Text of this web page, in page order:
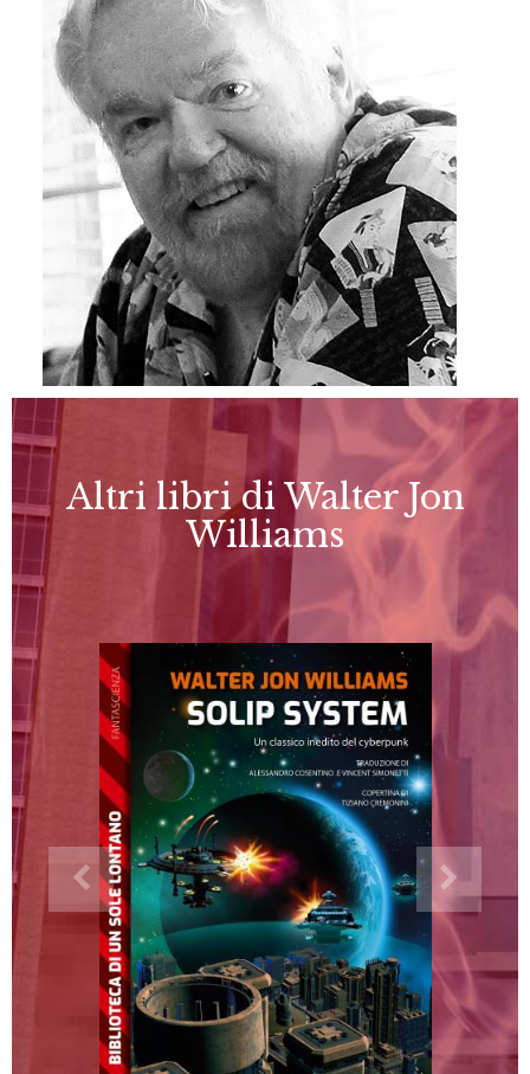
Altri libri di Walter Jon
Williams